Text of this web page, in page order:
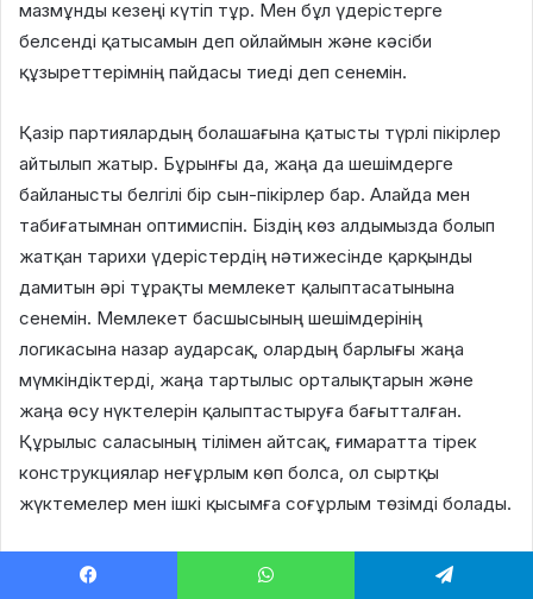
мазмұнды кезеңі күтіп тұр. Мен бұл үдерістерге
белсенді қатысамын деп ойлаймын және кәсіби
құзыреттерімнің пайдасы тиеді деп сенемін.
Қазір партиялардың болашағына қатысты түрлі пікірлер
айтылып жатыр. Бұрынғы да, жаңа да шешімдерге
байланысты белгілі бір сын-пікірлер бар. Алайда мен
табиғатымнан оптимиспін. Біздің көз алдымызда болып
жатқан тарихи үдерістердің нәтижесінде қарқынды
дамитын әрі тұрақты мемлекет қалыптасатынына
сенемін. Мемлекет басшысының шешімдерінің
логикасына назар аударсақ, олардың барлығы жаңа
мүмкіндіктерді, жаңа тартылыс орталықтарын және
жаңа өсу нүктелерін қалыптастыруға бағытталған.
Құрылыс саласының тілімен айтсақ, ғимаратта тірек
конструкциялар неғұрлым көп болса, ол сыртқы
жүктемелер мен ішкі қысымға соғұрлым төзімді болады.
X